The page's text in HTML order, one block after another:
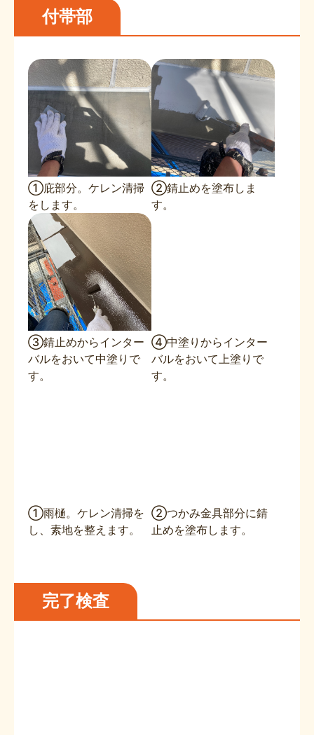
付帯部
①庇部分。ケレン清掃
をします。
②錆止めを塗布しま
す。
③錆止めからインター
バルをおいて中塗りで
す。
④中塗りからインター
バルをおいて上塗りで
す。
①雨樋。ケレン清掃を
し、素地を整えます。
②つかみ金具部分に錆
止めを塗布します。
完了検査